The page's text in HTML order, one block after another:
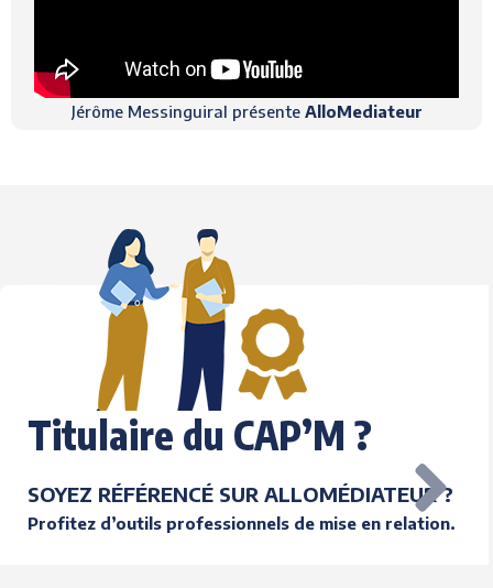
Jérôme Messinguiral présente AlloMediateur
Titulaire du CAP’M ?
SOYEZ RÉFÉRENCÉ SUR ALLOMÉDIATEUR ?
Profitez d’outils professionnels de mise en relation.